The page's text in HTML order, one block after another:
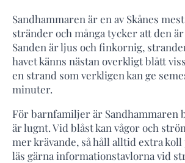
Sandhammaren är en av Skånes
stränder och många tycker att den
Sanden är ljus och finkornig,
havet känns nästan overkligt blått
en strand som verkligen kan ge
minuter.
För barnfamiljer är Sandhammaren
är lugnt. Vid blåst kan vågor och
mer krävande, så håll alltid extra koll
läs gärna informationstavlorna vid